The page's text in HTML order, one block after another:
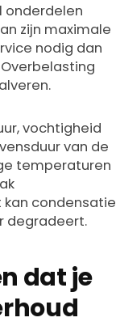
onderdelen
zijn maximale
nodig dan
vochtigheid
van de
temperaturen
kan condensatie
degradeert.
dat je